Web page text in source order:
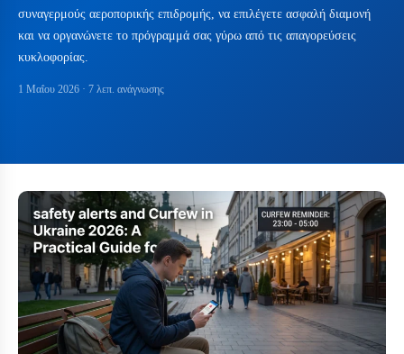
συναγερμούς αεροπορικής επιδρομής, να επιλέγετε ασφαλή διαμονή
και να οργανώνετε το πρόγραμμά σας γύρω από τις απαγορεύσεις
κυκλοφορίας.
1 Μαΐου 2026 · 7 λεπ. ανάγνωσης